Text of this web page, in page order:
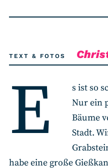
TEXT & FOTOS
E
s ist so
Nur ein
Bäume
Stadt.
habe eine große